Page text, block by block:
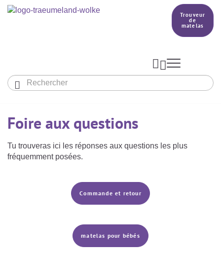
Trouveur
de
matelas
 
Aperçu des textiles
Notre pays de rêve
PRODUCTION


Foire aux questions
Tu trouveras ici les réponses aux questions les plus
fréquemment posées.
Commande et retour
matelas pour bébés